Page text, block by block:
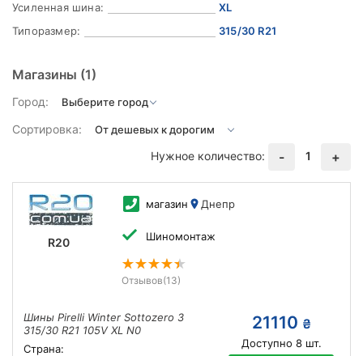
Усиленная шина:
XL
Типоразмер:
315/30 R21
Магазины (1)
Город:
Сортировка:
Нужное количество:
- 1 +
R20
магазин Днепр
Шиномонтаж
Отзывов(13)
Шины Pirelli Winter Sottozero 3
315/30 R21 105V XL N0
Страна:
21110 ₴
Доступно 8шт.